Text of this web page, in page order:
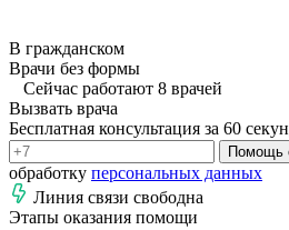
В гражданском
Врачи без формы
Сейчас работают 8 врачей
Вызвать врача
Бесплатная консультация за 60
Помощь
обработку персональных данных
Линия связи свободна
Этапы оказания помощи